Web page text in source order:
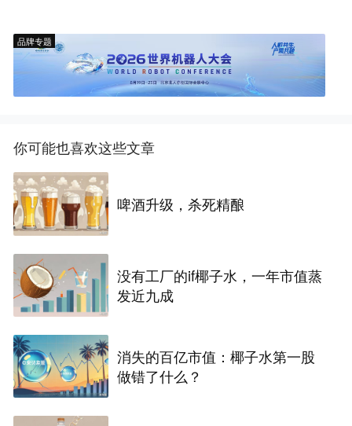
品牌专题
你可能也喜欢这些文章
啤酒升级，杀死精酿
没有工厂的if椰子水，一年市值蒸
发近九成
消失的百亿市值：椰子水第一股
做错了什么？